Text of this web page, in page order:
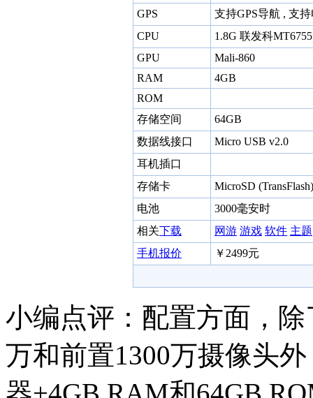
GPS
支持GPS导航 , 支
CPU
1.8G 联发科MT6755
GPU
Mali-860
RAM
4GB
ROM
存储空间
64GB
数据线接口
Micro USB v2.0
耳机插口
存储卡
MicroSD
电池
3000毫安时
相关下载 网游 游戏 软件 主题
手机报价
￥2499元
小编点评：配置方面，
万和前置1300万摄像头